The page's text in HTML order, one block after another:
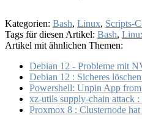
Kategorien: Bash, Linux, Scripts-
Tags für diesen Artikel: Bash,
Artikel mit ähnlichen Themen:
Debian 12 - Probleme mit
Debian 12 : Sicheres
Powershell: Unpin App
xz-utils supply-chain attack :
Proxmox 8 : Clusternode